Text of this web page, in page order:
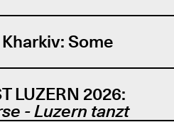
Some
LUZERN 2026:
- Luzern tanzt